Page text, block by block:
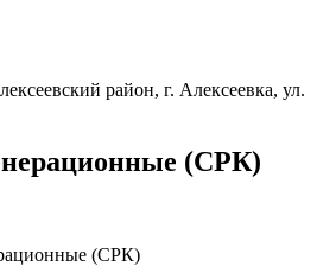
район, г. Алексеевка, ул.
(СРК)
(СРК)